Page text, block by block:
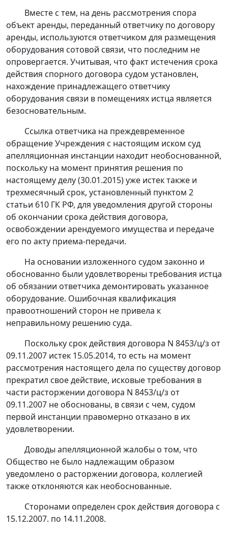
Вместе с тем, на день рассмотрения спора
объект аренды, переданный ответчику по договору
аренды, используются ответчиком для размещения
оборудования сотовой связи, что последним не
опровергается. Учитывая, что факт истечения срока
действия спорного договора судом установлен,
нахождение принадлежащего ответчику
оборудования связи в помещениях истца является
безосновательным.
Ссылка ответчика на преждевременное
обращение Учреждения с настоящим иском суд
апелляционная инстанции находит необоснованной,
поскольку на момент принятия решения по
настоящему делу (30.01.2015) уже истек также и
трехмесячный срок, установленный пунктом 2
статьи 610 ГК РФ, для уведомления другой стороны
об окончании срока действия договора,
освобождении арендуемого имущества и передаче
его по акту приема-передачи.
На основании изложенного судом законно и
обоснованно были удовлетворены требования истца
об обязании ответчика демонтировать указанное
оборудование. Ошибочная квалификация
правоотношений сторон не привела к
неправильному решению суда.
Поскольку срок действия договора N 8453/ц/з от
09.11.2007 истек 15.05.2014, то есть на момент
рассмотрения настоящего дела по существу договор
прекратил свое действие, исковые требования в
части расторжении договора N 8453/ц/з от
09.11.2007 не обоснованы, в связи с чем, судом
первой инстанции правомерно отказано в их
удовлетворении.
Доводы апелляционной жалобы о том, что
Общество не было надлежащим образом
уведомлено о расторжении договора, коллегией
также отклоняются как необоснованные.
Сторонами определен срок действия договора с
15.12.2007. по 14.11.2008.